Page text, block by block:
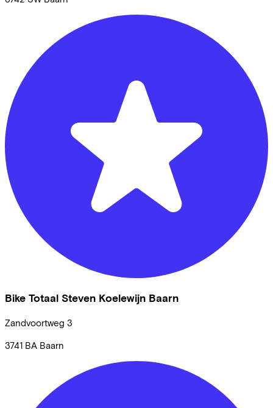
Bike Totaal Steven Koelewijn Baarn
Zandvoortweg 3
3741 BA Baarn